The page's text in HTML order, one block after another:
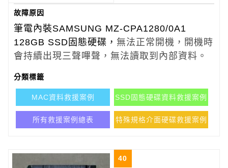
故障原因
筆電內裝SAMSUNG MZ-CPA1280/0A1
128GB SSD固態硬碟， 無法正常開機，開機時
會持續出現三聲嗶聲，無法讀取到內部資料。
分類標籤
MAC資料救援案例 SSD固態硬碟資料救援案例
所有救援案例總表 特殊規格介面硬碟救援案例
40